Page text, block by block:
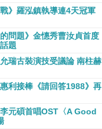
戰》羅泓鎮執導連4天冠軍
的問題》金憓秀曹汝貞首度
題
允瑞古裝演技受議論 南柱赫
惠利接棒《請回答1988》再
李元碩首唱OST〈A Good